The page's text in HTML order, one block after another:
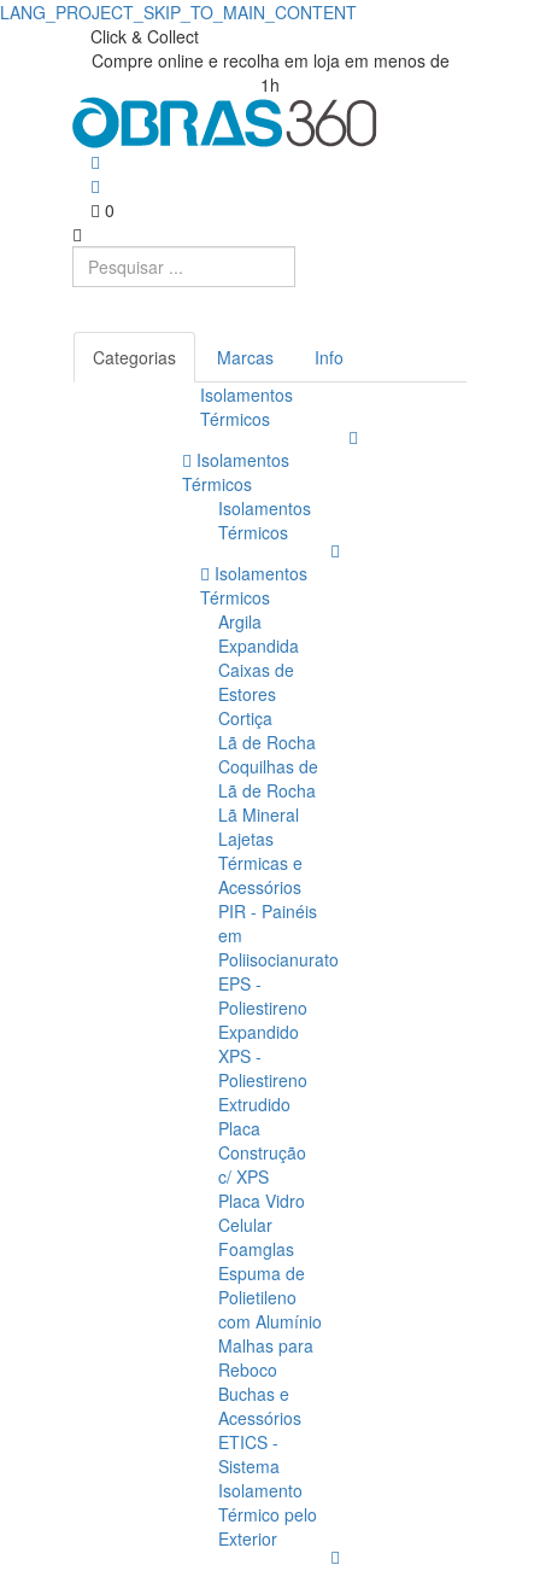
LANG_PROJECT_SKIP_TO_MAIN_CONTENT
Click & Collect
Compre online e recolha em loja em menos de
1h
0
Categorias Marcas
Info
Isolamentos
Térmicos
Isolamentos
Térmicos
Isolamentos
Térmicos
Isolamentos
Térmicos
Argila
Expandida
Caixas de
Estores
Cortiça
Lã de Rocha
Coquilhas de
Lã de Rocha
Lã Mineral
Lajetas
Térmicas e
Acessórios
PIR - Painéis
em
Poliisocianurato
EPS -
Poliestireno
Expandido
XPS -
Poliestireno
Extrudido
Placa
Construção
c/ XPS
Placa Vidro
Celular
Foamglas
Espuma de
Polietileno
com Alumínio
Malhas para
Reboco
Buchas e
Acessórios
ETICS -
Sistema
Isolamento
Térmico pelo
Exterior